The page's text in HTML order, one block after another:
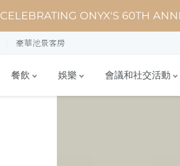
CELEBRATING ONYX'S 60TH
豪華池景客房
餐飲 娛樂 會議和社交活動